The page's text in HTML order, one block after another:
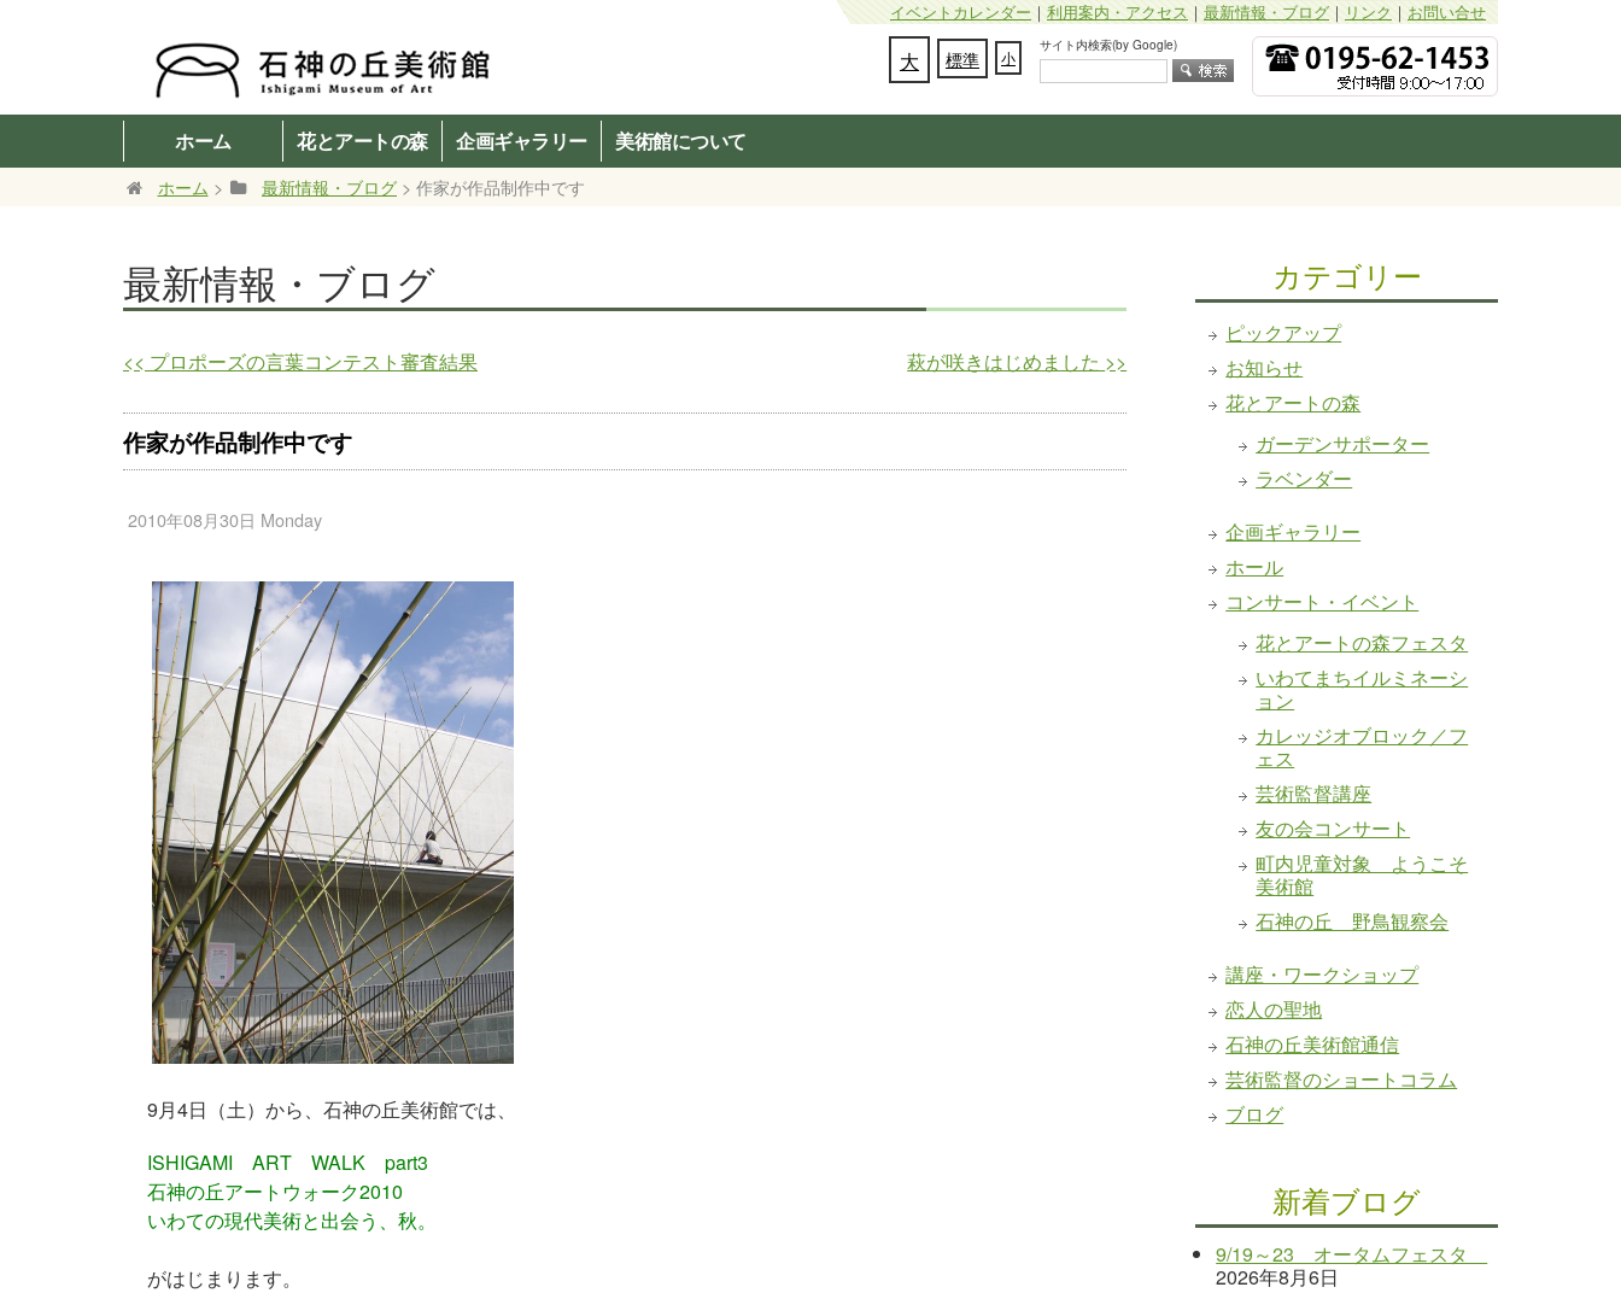
イベントカレンダー｜利用案内・アクセス｜最新情報・ブログ｜リンク｜お問い合せ
サイト内検索(by Google)
大 標準 小
ホーム 花とアートの森 企画ギャラリー 美術館について
ホーム > 最新情報・ブログ > 作家が作品制作中です
最新情報・ブログ
<< プロポーズの言葉コンテスト審査結果 萩が咲きはじめました >>
作家が作品制作中です
2010年08月30日 Monday
9月4日（土）から、石神の丘美術館では、
ISHIGAMI ART WALK part3
石神の丘アートウォーク2010
いわての現代美術と出会う、秋。
がはじまります。
カテゴリー
ピックアップ
お知らせ
花とアートの森
ガーデンサポーター
ラベンダー
企画ギャラリー
ホール
コンサート・イベント
花とアートの森フェスタ
いわてまちイルミネーシ
ョン
カレッジオブロック／フ
ェス
芸術監督講座
友の会コンサート
町内児童対象 ようこそ
美術館
石神の丘 野鳥観察会
講座・ワークショップ
恋人の聖地
石神の丘美術館通信
芸術監督のショートコラム
ブログ
新着ブログ
9/19～23 オータムフェスタ
2026年8月6日